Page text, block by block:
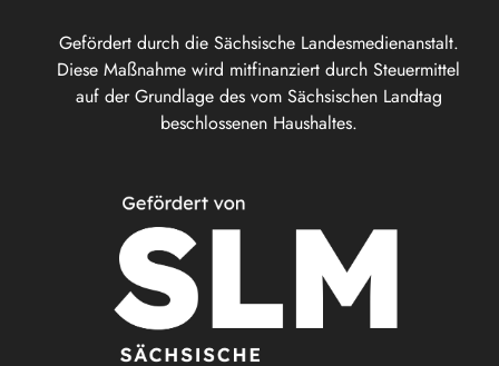
Gefördert durch die Sächsische Landesmedienanstalt.
Diese Maßnahme wird mitfinanziert durch Steuermittel
auf der Grundlage des vom Sächsischen Landtag
beschlossenen Haushaltes.